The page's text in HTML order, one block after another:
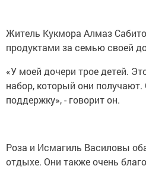
Житель Кукмора Алмаз
продуктами за семью своей
«У моей дочери трое детей.
набор, который они
поддержку», - говорит он.
Роза и Исмагиль Василовы
отдыхе. Они также очень